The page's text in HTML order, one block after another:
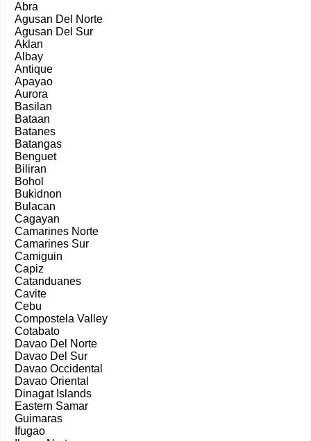
Abra
Agusan Del Norte
Agusan Del Sur
Aklan
Albay
Antique
Apayao
Aurora
Basilan
Bataan
Batanes
Batangas
Benguet
Biliran
Bohol
Bukidnon
Bulacan
Cagayan
Camarines Norte
Camarines Sur
Camiguin
Capiz
Catanduanes
Cavite
Cebu
Compostela Valley
Cotabato
Davao Del Norte
Davao Del Sur
Davao Occidental
Davao Oriental
Dinagat Islands
Eastern Samar
Guimaras
Ifugao